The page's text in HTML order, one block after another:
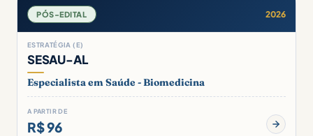
PÓS-EDITAL 2026
ESTRATÉGIA (E)
SESAU-AL
Especialista em Saúde - Biomedicina
A PARTIR DE
R$ 96